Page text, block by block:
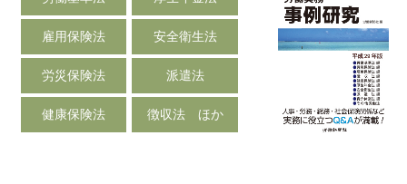
雇用保険法 安全衛生法
労災保険法 派遣法
健康保険法 徴収法 ほか